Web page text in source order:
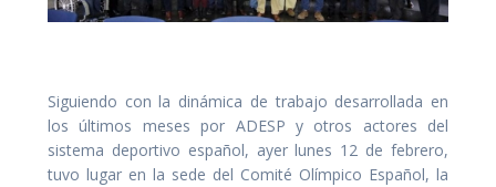
Siguiendo con la dinámica de trabajo desarrollada en
los últimos meses por ADESP y otros actores del
sistema deportivo español, ayer lunes 12 de febrero,
tuvo lugar en la sede del Comité Olímpico Español, la